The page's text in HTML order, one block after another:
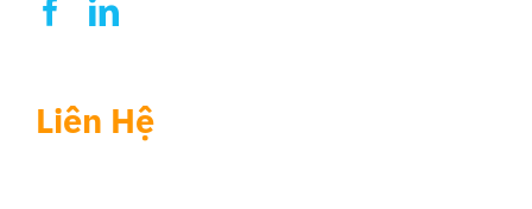
Liên Hệ